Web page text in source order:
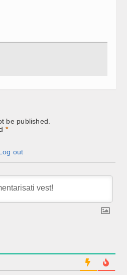
be published.
*
out